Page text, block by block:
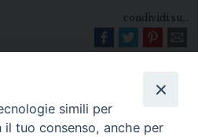
condividi su...
simili per
tuo consenso, anche per